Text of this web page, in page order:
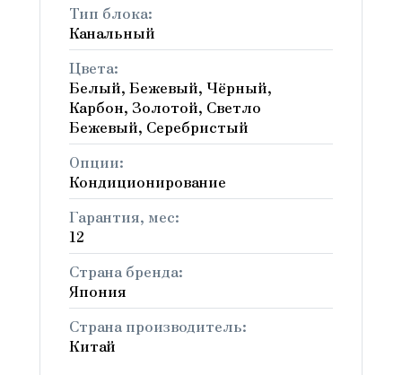
Тип блока:
Канальный
Цвета:
Белый, Бежевый, Чёрный,
Карбон, Золотой, Светло
Бежевый, Серебристый
Опции:
Кондиционирование
Гарантия, мес:
12
Страна бренда:
Япония
Страна производитель:
Китай